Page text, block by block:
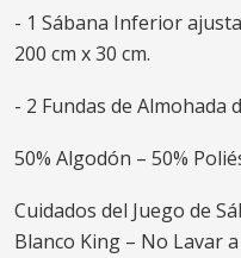
- 1 Sábana Inferior
200 cm x 30 cm.
- 2 Fundas de Almohada
50% Algodón – 50%
Cuidados del Juego de
Blanco King – No Lavar